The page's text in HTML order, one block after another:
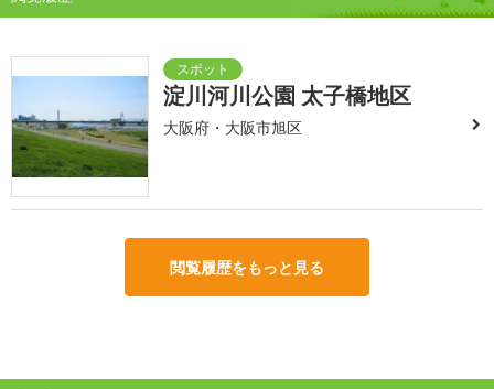
淀川河川公園 太子橋地区
大阪府・大阪市旭区
閲覧履歴をもっと見る